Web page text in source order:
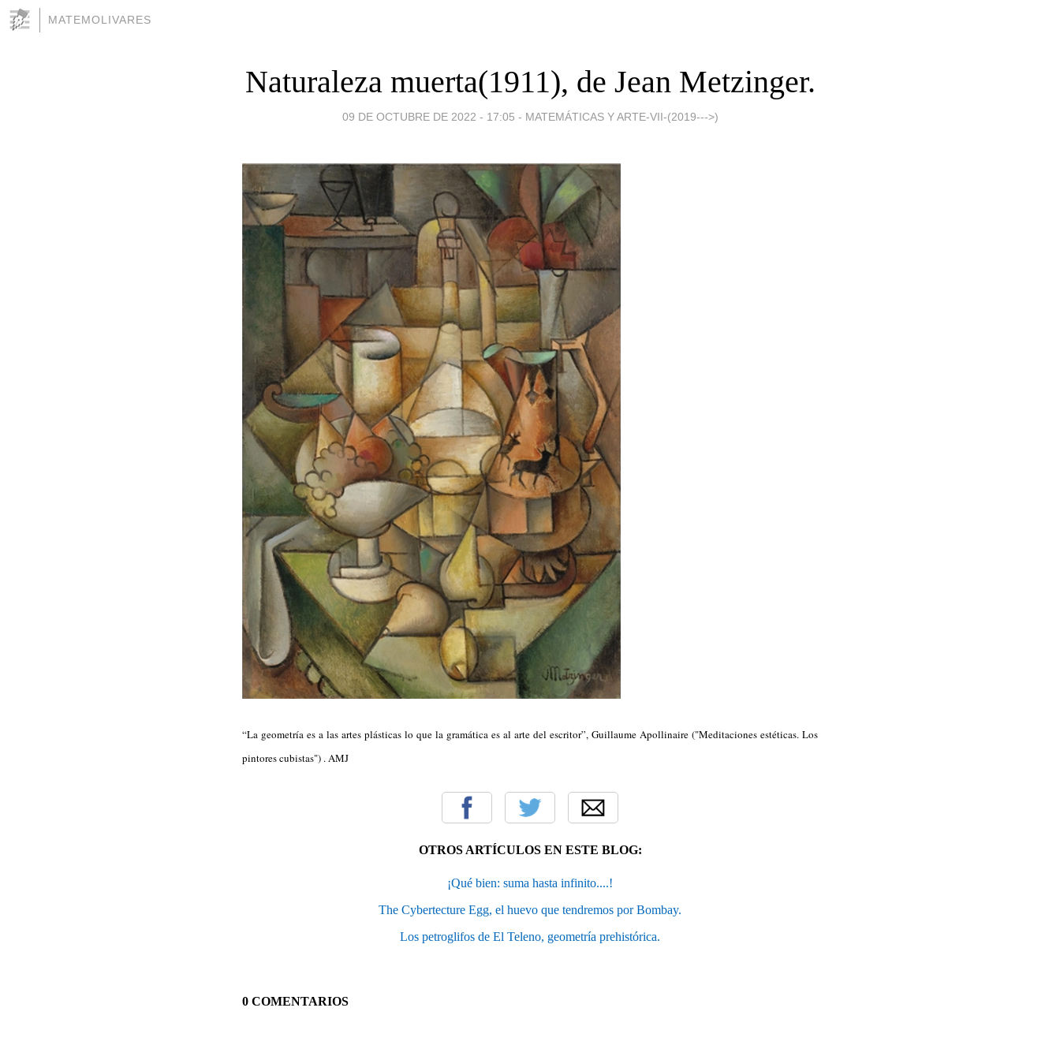
MATEMOLIVARES
Naturaleza muerta(1911), de Jean Metzinger.
09 DE OCTUBRE DE 2022 - 17:05 - MATEMÁTICAS Y ARTE-VII-(2019--->)
“La geometría es a las artes plásticas lo que la gramática es al arte del escritor”, Guillaume Apollinaire ("Meditaciones estéticas. Los
pintores cubistas") . AMJ
OTROS ARTÍCULOS EN ESTE BLOG:
¡Qué bien: suma hasta infinito....!
The Cybertecture Egg, el huevo que tendremos por Bombay.
Los petroglifos de El Teleno, geometría prehistórica.
0 COMENTARIOS